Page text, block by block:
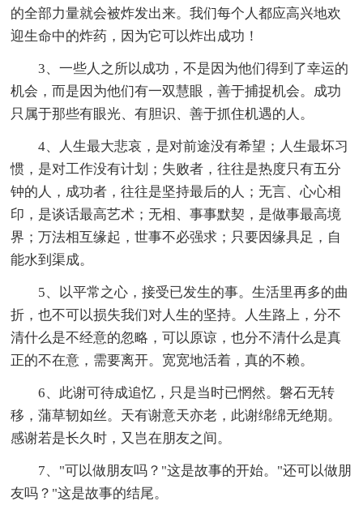
的全部力量就会被炸发出来。我们每个人都应高兴地欢
迎生命中的炸药，因为它可以炸出成功！
3、一些人之所以成功，不是因为他们得到了幸运的
机会，而是因为他们有一双慧眼，善于捕捉机会。成功
只属于那些有眼光、有胆识、善于抓住机遇的人。
4、人生最大悲哀，是对前途没有希望；人生最坏习
惯，是对工作没有计划；失败者，往往是热度只有五分
钟的人，成功者，往往是坚持最后的人；无言、心心相
印，是谈话最高艺术；无相、事事默契，是做事最高境
界；万法相互缘起，世事不必强求；只要因缘具足，自
能水到渠成。
5、以平常之心，接受已发生的事。生活里再多的曲
折，也不可以损失我们对人生的坚持。人生路上，分不
清什么是不经意的忽略，可以原谅，也分不清什么是真
正的不在意，需要离开。宽宽地活着，真的不赖。
6、此谢可待成追忆，只是当时已惘然。磐石无转
移，蒲草韧如丝。天有谢意天亦老，此谢绵绵无绝期。
感谢若是长久时，又岂在朋友之间。
7、"可以做朋友吗？"这是故事的开始。"还可以做朋
友吗？"这是故事的结尾。